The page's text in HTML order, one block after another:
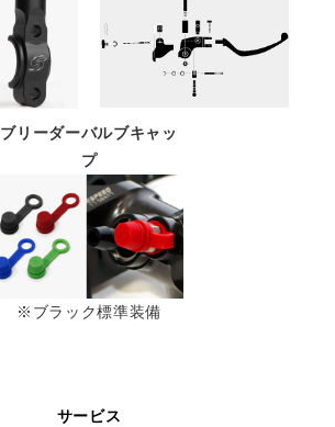
ブリーダーバルブキャッ
プ
※ブラック標準装備
サービス